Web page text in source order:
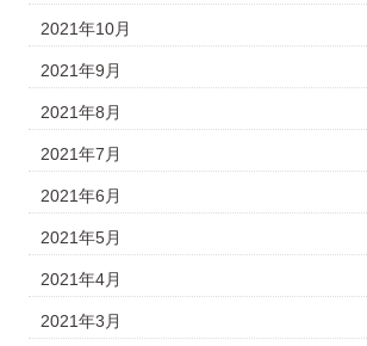
2021年10月
2021年9月
2021年8月
2021年7月
2021年6月
2021年5月
2021年4月
2021年3月